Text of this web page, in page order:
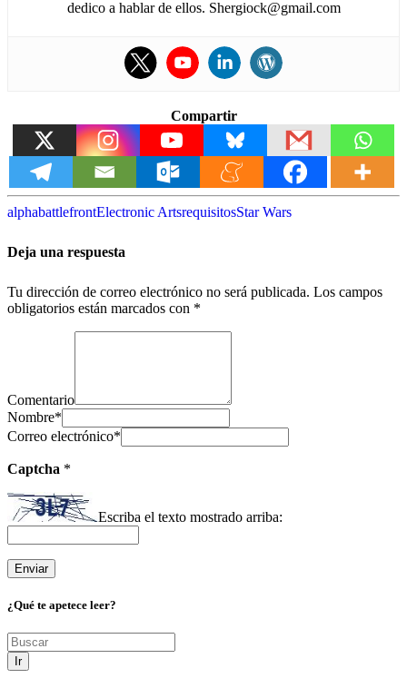
dedico a hablar de ellos. Shergiock@gmail.com
Compartir
alphabattlefrontElectronic ArtsrequisitosStar Wars
Deja una respuesta
Tu dirección de correo electrónico no será publicada. Los campos
obligatorios están marcados con *
Comentario
Nombre*
Correo electrónico*
Captcha *
Escriba el texto mostrado arriba:
¿Qué te apetece leer?
Ir